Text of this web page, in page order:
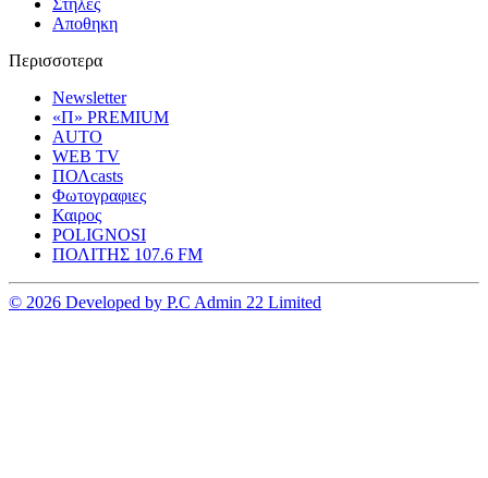
Στηλες
Αποθηκη
Περισσοτερα
Newsletter
«Π» PREMIUM
AUTO
WEB TV
ΠΟΛcasts
Φωτογραφιες
Καιρος
POLIGNOSI
ΠΟΛΙΤΗΣ 107.6 FM
© 2026 Developed by P.C Admin 22 Limited